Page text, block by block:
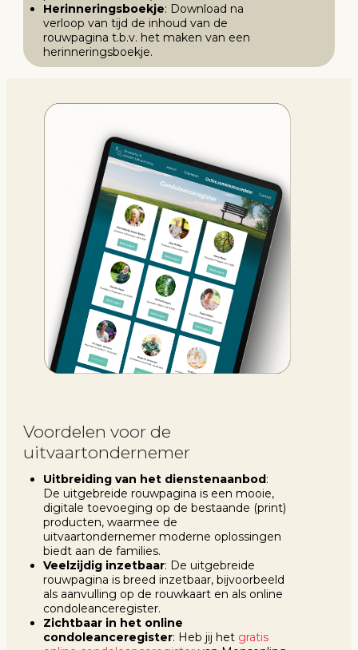
Herinneringsboekje: Download na
verloop van tijd de inhoud van de
rouwpagina t.b.v. het maken van een
herinneringsboekje.
Voordelen voor de
uitvaartondernemer
Uitbreiding van het dienstenaanbod:
De uitgebreide rouwpagina is een mooie,
digitale toevoeging op de bestaande (print)
producten, waarmee de
uitvaartondernemer moderne oplossingen
biedt aan de families.
Veelzijdig inzetbaar: De uitgebreide
rouwpagina is breed inzetbaar, bijvoorbeeld
als aanvulling op de rouwkaart en als online
condoleanceregister.
Zichtbaar in het online
condoleanceregister: Heb jij het gratis